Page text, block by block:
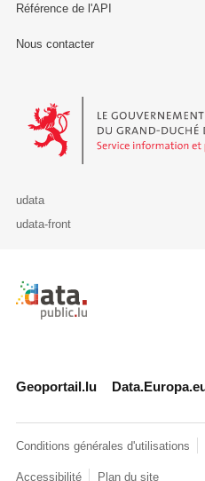
Référence de l'API
Nous contacter
Le Gouvernement du Grand-
udata
udata-front
Retour à l'accueil de
Geoportail.lu
Conditions générales d'utilisations
Accessibilité Plan du site